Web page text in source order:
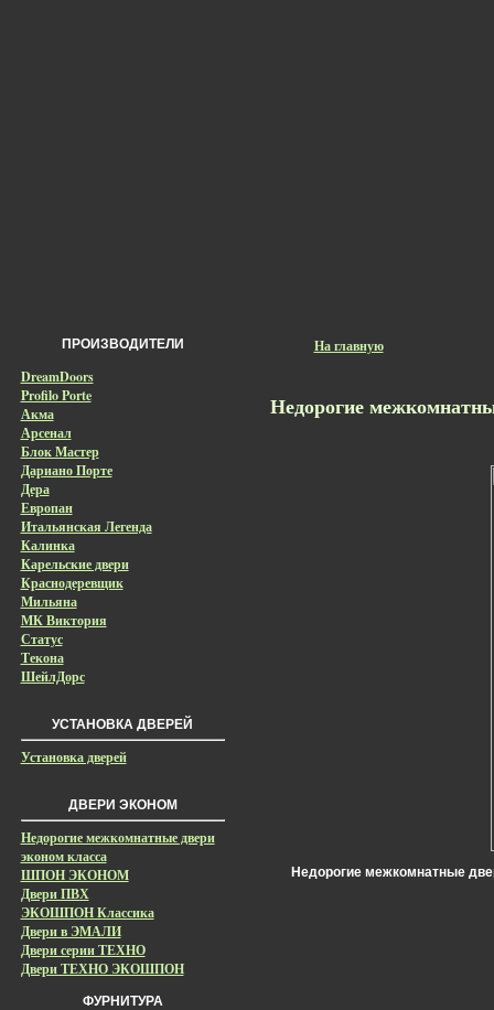
ПРОИЗВОДИТЕЛИ
DreamDoors
Profilo Porte
Акма
Арсенал
Блок Мастер
Дариано Порте
Дера
Европан
Итальянская Легенда
Калинка
Карельские двери
Краснодеревщик
Мильяна
МК Виктория
Статус
Текона
ШейлДорс
УСТАНОВКА ДВЕРЕЙ
Установка дверей
ДВЕРИ ЭКОНОМ
Недорогие межкомнатные двери
эконом класса
ШПОН ЭКОНОМ
Двери ПВХ
ЭКОШПОН Классика
Двери в ЭМАЛИ
Двери серии ТЕХНО
Двери ТЕХНО ЭКОШПОН
ФУРНИТУРА
На главную
Недорогие
Недорогие межкомнатные